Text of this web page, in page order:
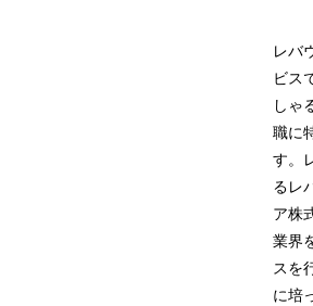
レバ
ビス
しゃ
職に
す。
るレ
ア株
業界
スを
に培